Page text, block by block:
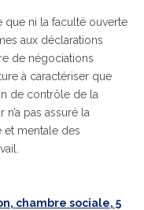
que ni la faculté ouverte
aux déclarations
de négociations
à caractériser que
de contrôle de la
pas assuré la
et mentale des
chambre sociale, 5